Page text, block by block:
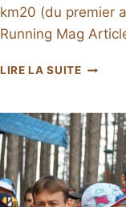
km20 (du premier
Running Mag
LIRE LA SUITE